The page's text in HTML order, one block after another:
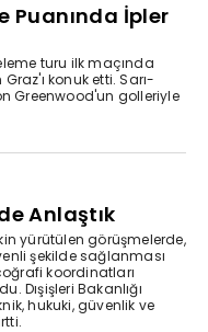
Puanında İpler
turu ilk maçında
konuk etti. Sarı-
Greenwood'un golleriyle
Anlaştık
yürütülen görüşmelerde,
şekilde sağlanması
koordinatları
Dışişleri Bakanlığı
hukuki, güvenlik ve